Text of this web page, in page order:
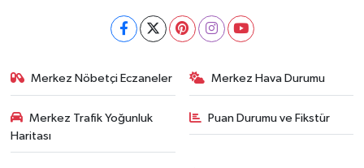
Merkez Nöbetçi Eczaneler Merkez Hava Durumu
Merkez Trafik Yoğunluk
Haritası
Puan Durumu ve Fikstür